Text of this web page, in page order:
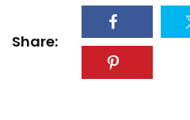
Share: